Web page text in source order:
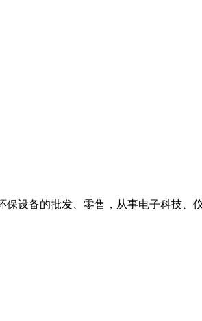
保设备的批发、零售，从事电子科技、